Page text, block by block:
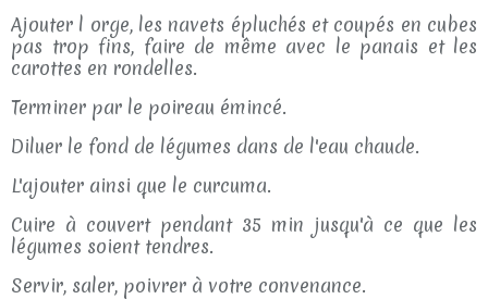
Ajouter l orge, les navets épluchés et coupés en cubes
pas trop fins, faire de même avec le panais et les
carottes en rondelles.
Terminer par le poireau émincé.
Diluer le fond de légumes dans de l'eau chaude.
L'ajouter ainsi que le curcuma.
Cuire à couvert pendant 35 min jusqu'à ce que les
légumes soient tendres.
Servir, saler, poivrer à votre convenance.